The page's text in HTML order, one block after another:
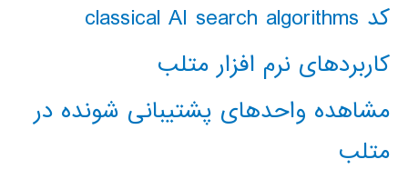
کد classical AI search algorithms
کاربردهای نرم افزار متلب
مشاهده واحدهای پشتیبانی شونده در
متلب